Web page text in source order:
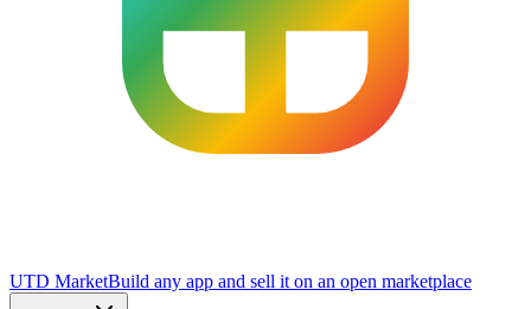
UTD MarketBuild any app and sell it on an open marketplace